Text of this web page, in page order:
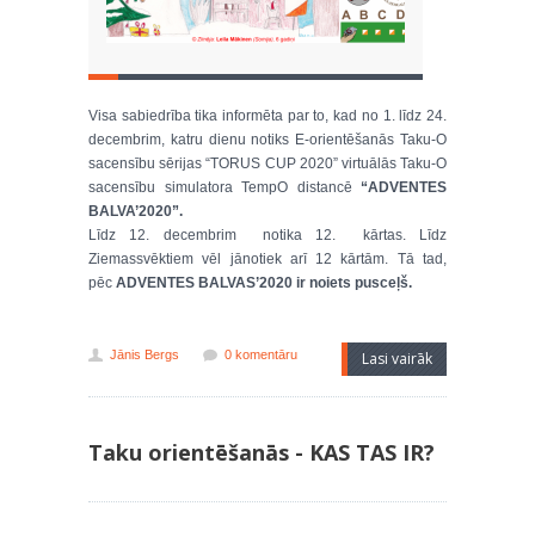
Visa sabiedrība tika informēta par to, kad no 1. līdz 24.
decembrim, katru dienu notiks E-orientēšanās Taku-O
sacensību sērijas “TORUS CUP 2020” virtuālās Taku-O
sacensību simulatora TempO distancē “ADVENTES
BALVA’2020”.
Līdz 12. decembrim notika 12. kārtas. Līdz
Ziemassvēktiem vēl jānotiek arī 12 kārtām. Tā tad,
pēc ADVENTES BALVAS’2020 ir noiets pusceļš.
Jānis Bergs 0 komentāru Lasi vairāk
Taku orientēšanās - KAS TAS IR?